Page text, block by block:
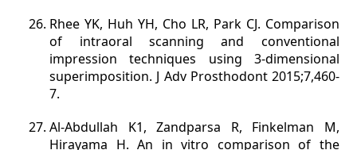
Rhee YK, Huh YH, Cho LR, Park CJ. Comparison
of intraoral scanning and conventional
impression techniques using 3-dimensional
superimposition. J Adv Prosthodont 2015;7,460-
7.
Al-Abdullah K1, Zandparsa R, Finkelman M,
Hirayama H. An in vitro comparison of the